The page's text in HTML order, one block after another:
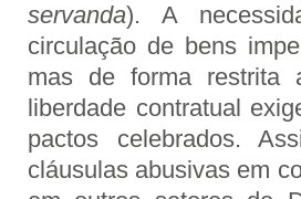
servanda). A
circulação de bens
mas de forma restrita
liberdade contratual
pactos celebrados.
cláusulas abusivas em